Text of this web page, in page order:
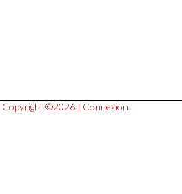
Copyright ©2026 | Connexion